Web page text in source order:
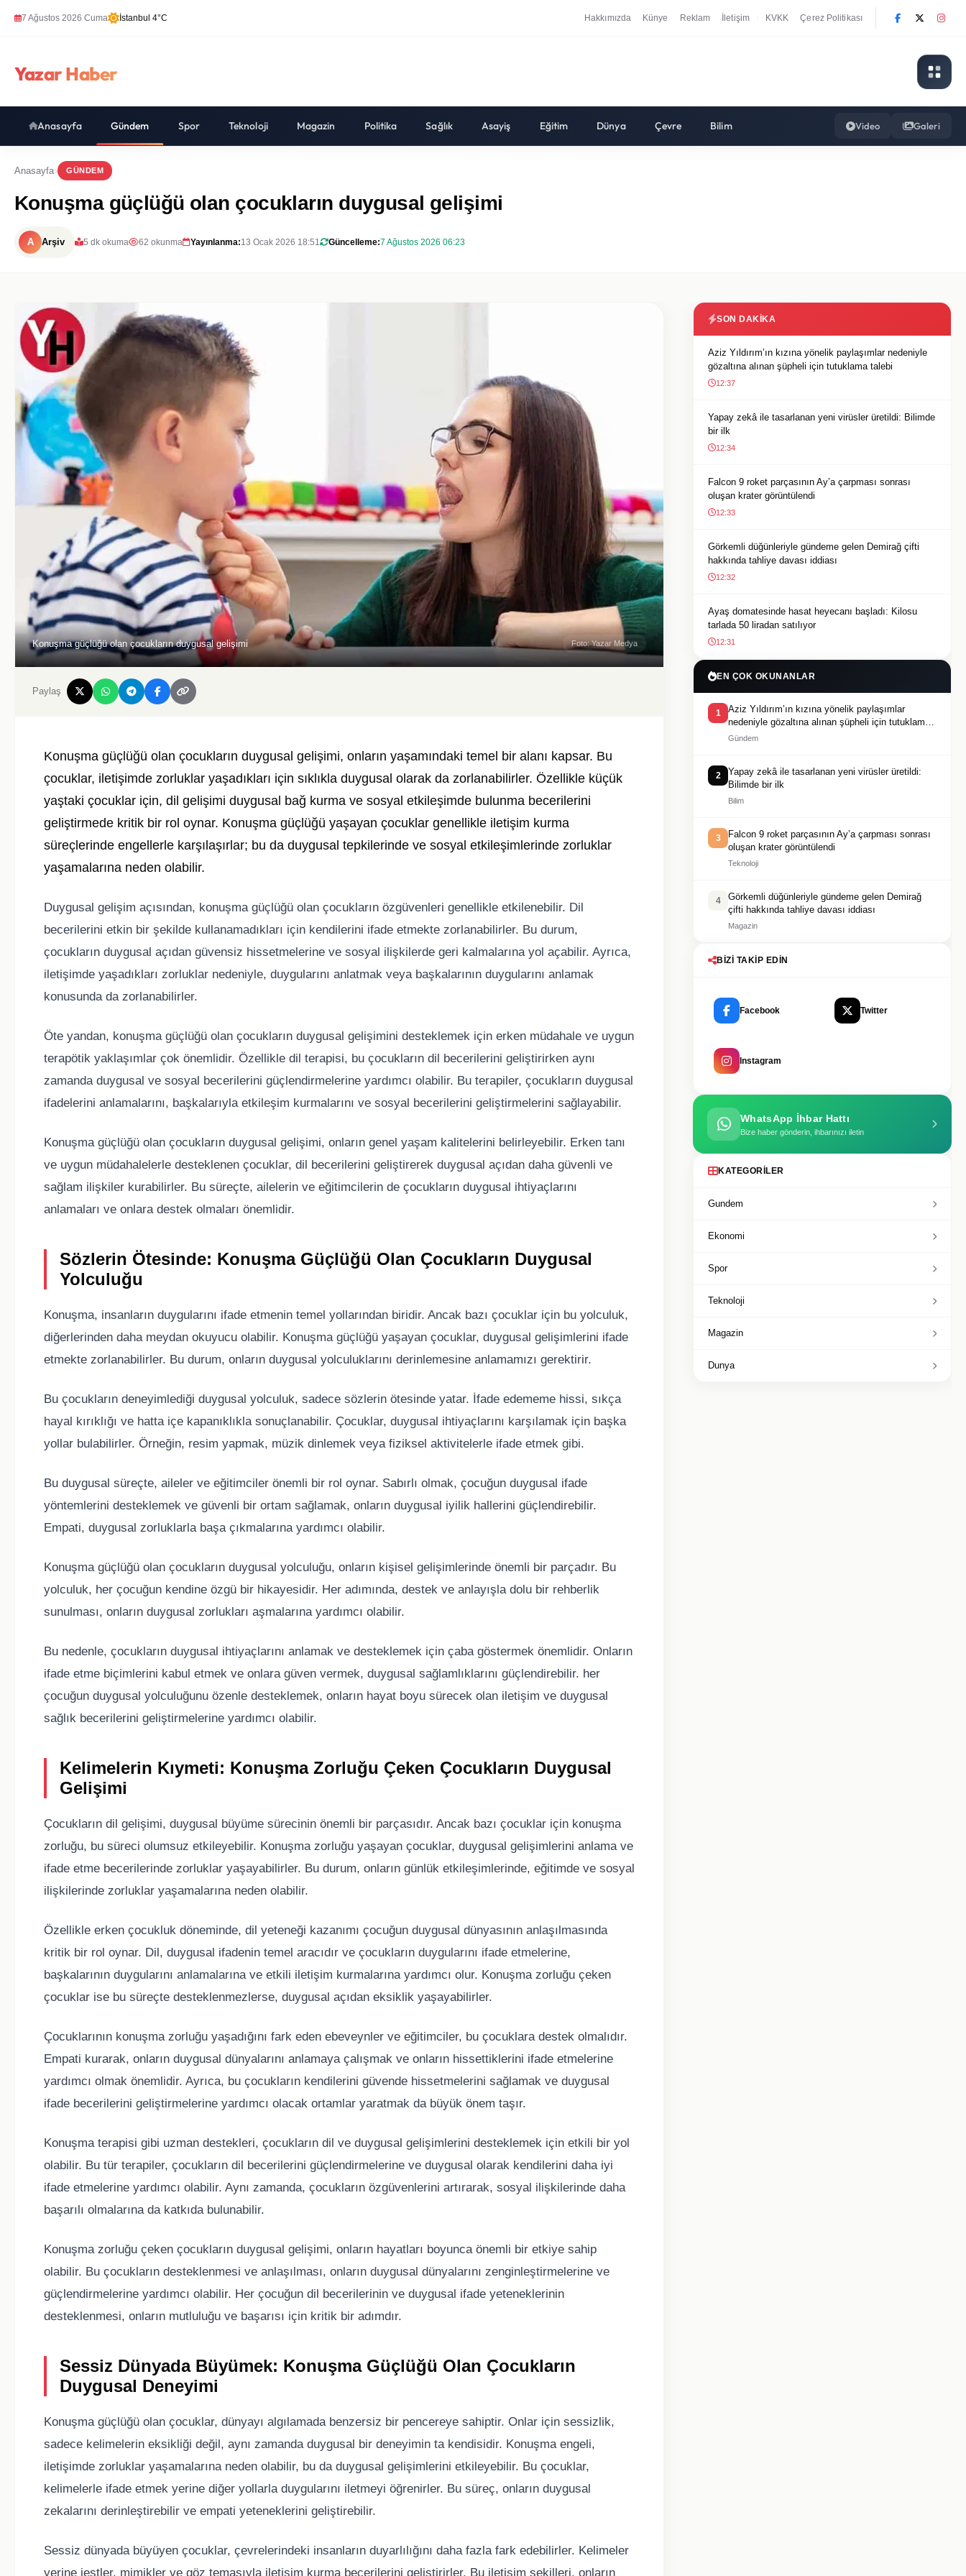
7 Ağustos 2026 Cuma İstanbul 4°C Hakkımızda Künye Reklam İletişim KVKK Çerez Politikası
Yazar Haber
Anasayfa Gündem Spor Teknoloji Magazin Politika Sağlık Asayiş Eğitim Dünya Çevre Bilim Video Galeri
Anasayfa GÜNDEM
Konuşma güçlüğü olan çocukların duygusal gelişimi
A Arşiv 5 dk okuma 62 okunma Yayınlanma:13 Ocak 2026 18:51 Güncelleme:7 Ağustos 2026 06:23
Konuşma güçlüğü olan çocukların duygusal gelişimi Foto: Yazar Medya
Paylaş
Konuşma güçlüğü olan çocukların duygusal gelişimi, onların yaşamındaki temel bir alanı kapsar. Bu
çocuklar, iletişimde zorluklar yaşadıkları için sıklıkla duygusal olarak da zorlanabilirler. Özellikle küçük
yaştaki çocuklar için, dil gelişimi duygusal bağ kurma ve sosyal etkileşimde bulunma becerilerini
geliştirmede kritik bir rol oynar. Konuşma güçlüğü yaşayan çocuklar genellikle iletişim kurma
süreçlerinde engellerle karşılaşırlar; bu da duygusal tepkilerinde ve sosyal etkileşimlerinde zorluklar
yaşamalarına neden olabilir.
Duygusal gelişim açısından, konuşma güçlüğü olan çocukların özgüvenleri genellikle etkilenebilir. Dil
becerilerini etkin bir şekilde kullanamadıkları için kendilerini ifade etmekte zorlanabilirler. Bu durum,
çocukların duygusal açıdan güvensiz hissetmelerine ve sosyal ilişkilerde geri kalmalarına yol açabilir. Ayrıca,
iletişimde yaşadıkları zorluklar nedeniyle, duygularını anlatmak veya başkalarının duygularını anlamak
konusunda da zorlanabilirler.
Öte yandan, konuşma güçlüğü olan çocukların duygusal gelişimini desteklemek için erken müdahale ve uygun
terapötik yaklaşımlar çok önemlidir. Özellikle dil terapisi, bu çocukların dil becerilerini geliştirirken aynı
zamanda duygusal ve sosyal becerilerini güçlendirmelerine yardımcı olabilir. Bu terapiler, çocukların duygusal
ifadelerini anlamalarını, başkalarıyla etkileşim kurmalarını ve sosyal becerilerini geliştirmelerini sağlayabilir.
Konuşma güçlüğü olan çocukların duygusal gelişimi, onların genel yaşam kalitelerini belirleyebilir. Erken tanı
ve uygun müdahalelerle desteklenen çocuklar, dil becerilerini geliştirerek duygusal açıdan daha güvenli ve
sağlam ilişkiler kurabilirler. Bu süreçte, ailelerin ve eğitimcilerin de çocukların duygusal ihtiyaçlarını
anlamaları ve onlara destek olmaları önemlidir.
Sözlerin Ötesinde: Konuşma Güçlüğü Olan Çocukların Duygusal
Yolculuğu
Konuşma, insanların duygularını ifade etmenin temel yollarından biridir. Ancak bazı çocuklar için bu yolculuk,
diğerlerinden daha meydan okuyucu olabilir. Konuşma güçlüğü yaşayan çocuklar, duygusal gelişimlerini ifade
etmekte zorlanabilirler. Bu durum, onların duygusal yolculuklarını derinlemesine anlamamızı gerektirir.
Bu çocukların deneyimlediği duygusal yolculuk, sadece sözlerin ötesinde yatar. İfade edememe hissi, sıkça
hayal kırıklığı ve hatta içe kapanıklıkla sonuçlanabilir. Çocuklar, duygusal ihtiyaçlarını karşılamak için başka
yollar bulabilirler. Örneğin, resim yapmak, müzik dinlemek veya fiziksel aktivitelerle ifade etmek gibi.
Bu duygusal süreçte, aileler ve eğitimciler önemli bir rol oynar. Sabırlı olmak, çocuğun duygusal ifade
yöntemlerini desteklemek ve güvenli bir ortam sağlamak, onların duygusal iyilik hallerini güçlendirebilir.
Empati, duygusal zorluklarla başa çıkmalarına yardımcı olabilir.
Konuşma güçlüğü olan çocukların duygusal yolculuğu, onların kişisel gelişimlerinde önemli bir parçadır. Bu
yolculuk, her çocuğun kendine özgü bir hikayesidir. Her adımında, destek ve anlayışla dolu bir rehberlik
sunulması, onların duygusal zorlukları aşmalarına yardımcı olabilir.
Bu nedenle, çocukların duygusal ihtiyaçlarını anlamak ve desteklemek için çaba göstermek önemlidir. Onların
ifade etme biçimlerini kabul etmek ve onlara güven vermek, duygusal sağlamlıklarını güçlendirebilir. her
çocuğun duygusal yolculuğunu özenle desteklemek, onların hayat boyu sürecek olan iletişim ve duygusal
sağlık becerilerini geliştirmelerine yardımcı olabilir.
Kelimelerin Kıymeti: Konuşma Zorluğu Çeken Çocukların Duygusal
Gelişimi
Çocukların dil gelişimi, duygusal büyüme sürecinin önemli bir parçasıdır. Ancak bazı çocuklar için konuşma
zorluğu, bu süreci olumsuz etkileyebilir. Konuşma zorluğu yaşayan çocuklar, duygusal gelişimlerini anlama ve
ifade etme becerilerinde zorluklar yaşayabilirler. Bu durum, onların günlük etkileşimlerinde, eğitimde ve sosyal
ilişkilerinde zorluklar yaşamalarına neden olabilir.
Özellikle erken çocukluk döneminde, dil yeteneği kazanımı çocuğun duygusal dünyasının anlaşılmasında
kritik bir rol oynar. Dil, duygusal ifadenin temel aracıdır ve çocukların duygularını ifade etmelerine,
başkalarının duygularını anlamalarına ve etkili iletişim kurmalarına yardımcı olur. Konuşma zorluğu çeken
çocuklar ise bu süreçte desteklenmezlerse, duygusal açıdan eksiklik yaşayabilirler.
Çocuklarının konuşma zorluğu yaşadığını fark eden ebeveynler ve eğitimciler, bu çocuklara destek olmalıdır.
Empati kurarak, onların duygusal dünyalarını anlamaya çalışmak ve onların hissettiklerini ifade etmelerine
yardımcı olmak önemlidir. Ayrıca, bu çocukların kendilerini güvende hissetmelerini sağlamak ve duygusal
ifade becerilerini geliştirmelerine yardımcı olacak ortamlar yaratmak da büyük önem taşır.
Konuşma terapisi gibi uzman destekleri, çocukların dil ve duygusal gelişimlerini desteklemek için etkili bir yol
olabilir. Bu tür terapiler, çocukların dil becerilerini güçlendirmelerine ve duygusal olarak kendilerini daha iyi
ifade etmelerine yardımcı olabilir. Aynı zamanda, çocukların özgüvenlerini artırarak, sosyal ilişkilerinde daha
başarılı olmalarına da katkıda bulunabilir.
Konuşma zorluğu çeken çocukların duygusal gelişimi, onların hayatları boyunca önemli bir etkiye sahip
olabilir. Bu çocukların desteklenmesi ve anlaşılması, onların duygusal dünyalarını zenginleştirmelerine ve
güçlendirmelerine yardımcı olabilir. Her çocuğun dil becerilerinin ve duygusal ifade yeteneklerinin
desteklenmesi, onların mutluluğu ve başarısı için kritik bir adımdır.
Sessiz Dünyada Büyümek: Konuşma Güçlüğü Olan Çocukların
Duygusal Deneyimi
Konuşma güçlüğü olan çocuklar, dünyayı algılamada benzersiz bir pencereye sahiptir. Onlar için sessizlik,
sadece kelimelerin eksikliği değil, aynı zamanda duygusal bir deneyimin ta kendisidir. Konuşma engeli,
iletişimde zorluklar yaşamalarına neden olabilir, bu da duygusal gelişimlerini etkileyebilir. Bu çocuklar,
kelimelerle ifade etmek yerine diğer yollarla duygularını iletmeyi öğrenirler. Bu süreç, onların duygusal
zekalarını derinleştirebilir ve empati yeteneklerini geliştirebilir.
Sessiz dünyada büyüyen çocuklar, çevrelerindeki insanların duyarlılığını daha fazla fark edebilirler. Kelimeler
yerine jestler, mimikler ve göz temasıyla iletişim kurma becerilerini geliştirirler. Bu iletişim şekilleri, onların
SON DAKIKA
Aziz Yıldırım’ın kızına yönelik paylaşımlar nedeniyle
gözaltına alınan şüpheli için tutuklama talebi
12:37
Yapay zekâ ile tasarlanan yeni virüsler üretildi: Bilimde
bir ilk
12:34
Falcon 9 roket parçasının Ay’a çarpması sonrası
oluşan krater görüntülendi
12:33
Görkemli düğünleriyle gündeme gelen Demirağ çifti
hakkında tahliye davası iddiası
12:32
Ayaş domatesinde hasat heyecanı başladı: Kilosu
tarlada 50 liradan satılıyor
12:31
EN ÇOK OKUNANLAR
1
Aziz Yıldırım’ın kızına yönelik paylaşımlar
nedeniyle gözaltına alınan şüpheli için tutuklama
talebi
Gündem
2
Yapay zekâ ile tasarlanan yeni virüsler üretildi:
Bilimde bir ilk
Bilim
3
Falcon 9 roket parçasının Ay’a çarpması sonrası
oluşan krater görüntülendi
Teknoloji
4
Görkemli düğünleriyle gündeme gelen Demirağ
çifti hakkında tahliye davası iddiası
Magazin
BIZI TAKIP EDIN
Facebook Twitter
Instagram
WhatsApp İhbar Hattı
Bize haber gönderin, ihbarınızı iletin
KATEGORILER
Gundem
Ekonomi
Spor
Teknoloji
Magazin
Dunya